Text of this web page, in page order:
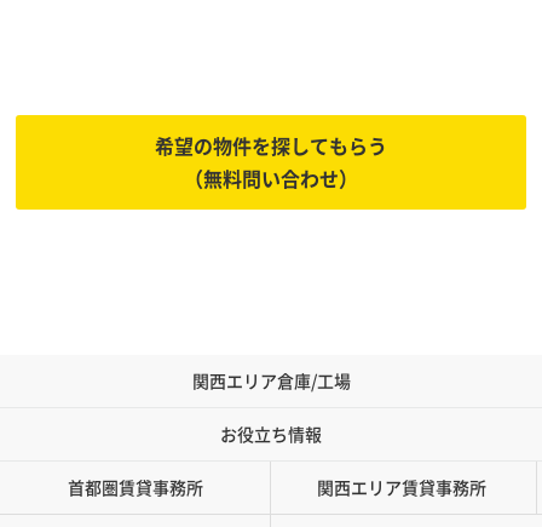
希望の物件を探してもらう
（無料問い合わせ）
関西エリア倉庫/工場
お役立ち情報
首都圏賃貸事務所 関西エリア賃貸事務所